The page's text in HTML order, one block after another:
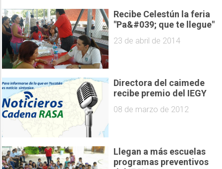
Recibe Celestún la feria
"Pa&#039; que te llegue"
23 de abril de 2014
Directora del caimede
recibe premio del IEGY
08 de marzo de 2012
Llegan a más escuelas
programas preventivos